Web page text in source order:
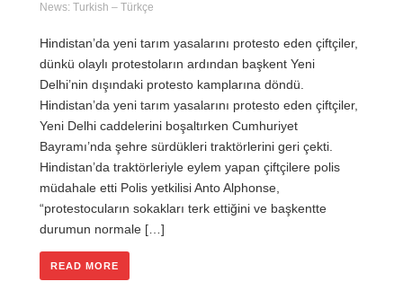
News: Turkish – Türkçe
Hindistan’da yeni tarım yasalarını protesto eden çiftçiler,
dünkü olaylı protestoların ardından başkent Yeni
Delhi’nin dışındaki protesto kamplarına döndü.
Hindistan’da yeni tarım yasalarını protesto eden çiftçiler,
Yeni Delhi caddelerini boşaltırken Cumhuriyet
Bayramı’nda şehre sürdükleri traktörlerini geri çekti.
Hindistan’da traktörleriyle eylem yapan çiftçilere polis
müdahale etti Polis yetkilisi Anto Alphonse,
“protestocuların sokakları terk ettiğini ve başkentte
durumun normale […]
READ MORE